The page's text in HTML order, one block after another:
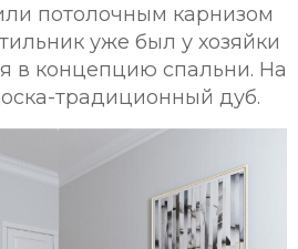
потолочным карнизом
уже был у хозяйки
в концепцию спальни. На
традиционный дуб.